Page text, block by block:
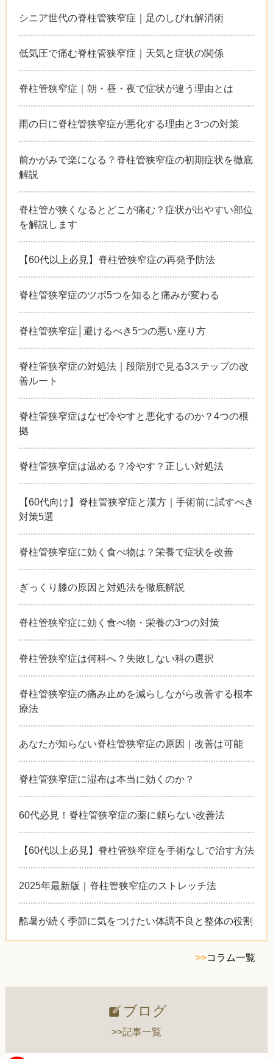
シニア世代の脊柱管狭窄症｜足のしびれ解消術
低気圧で痛む脊柱管狭窄症｜天気と症状の関係
脊柱管狭窄症｜朝・昼・夜で症状が違う理由とは
雨の日に脊柱管狭窄症が悪化する理由と3つの対策
前かがみで楽になる？脊柱管狭窄症の初期症状を徹底
解説
脊柱管が狭くなるとどこが痛む？症状が出やすい部位
を解説します
【60代以上必見】脊柱管狭窄症の再発予防法
脊柱管狭窄症のツボ5つを知ると痛みが変わる
脊柱管狭窄症│避けるべき5つの悪い座り方
脊柱管狭窄症の対処法｜段階別で見る3ステップの改
善ルート
脊柱管狭窄症はなぜ冷やすと悪化するのか？4つの根
拠
脊柱管狭窄症は温める？冷やす？正しい対処法
【60代向け】脊柱管狭窄症と漢方｜手術前に試すべき
対策5選
脊柱管狭窄症に効く食べ物は？栄養で症状を改善
ぎっくり膝の原因と対処法を徹底解説
脊柱管狭窄症に効く食べ物・栄養の3つの対策
脊柱管狭窄症は何科へ？失敗しない科の選択
脊柱管狭窄症の痛み止めを減らしながら改善する根本
療法
あなたが知らない脊柱管狭窄症の原因｜改善は可能
脊柱管狭窄症に湿布は本当に効くのか？
60代必見！脊柱管狭窄症の薬に頼らない改善法
【60代以上必見】脊柱管狭窄症を手術なしで治す方法
2025年最新版｜脊柱管狭窄症のストレッチ法
酷暑が続く季節に気をつけたい体調不良と整体の役割
>>コラム一覧
ブログ
>>記事一覧